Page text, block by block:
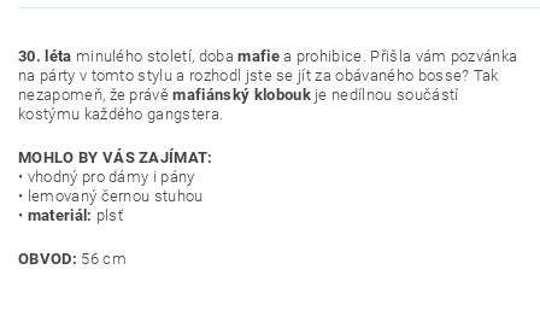
30. léta minulého století, dobamafiea prohibice. Přišla vám pozvánka
na párty v tomto stylu a rozhodl jste se jít za obávaného bosse? Tak
nezapomeň, že právěmafiánský kloboukje nedílnou součástí
kostýmu každého gangstera.
MOHLO BY VÁS ZAJÍMAT:
• vhodný pro dámy i pány
• lemovaný černou stuhou
• materiál: plsť
OBVOD: 56 cm